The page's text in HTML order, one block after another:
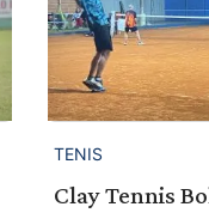
TENIS
Clay Tennis